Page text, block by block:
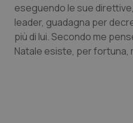
Provincia
Provincia
Infezioni & Febbre
Ipertensione &
eseguendo le sue
leader, guadagna per
più di lui. Secondo me
Natale esiste, per fortuna,